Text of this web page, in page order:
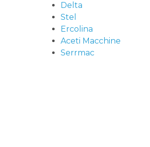
Delta
Stel
Ercolina
Aceti Macchine
Serrmac